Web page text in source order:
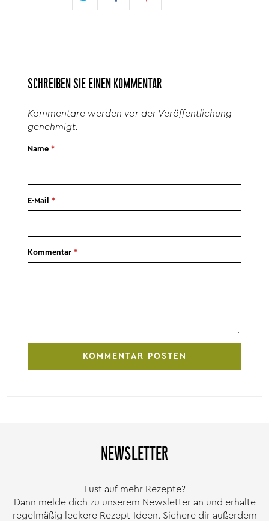
SCHREIBEN SIE EINEN KOMMENTAR
Kommentare werden vor der Veröffentlichung
genehmigt.
Name*
E-Mail*
Kommentar*
NEWSLETTER
Lust auf mehr Rezepte?
Dann melde dich zu unserem Newsletter an und erhalte
regelmäßig leckere Rezept-Ideen. Sichere dir außerdem